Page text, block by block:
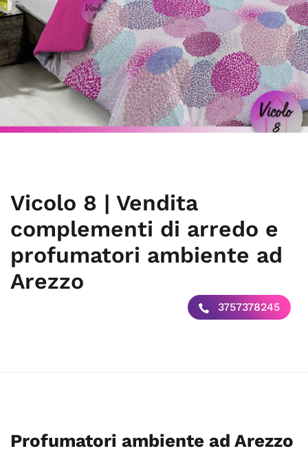
Vicolo 8 | Vendita
complementi di arredo e
profumatori ambiente ad
Arezzo
3757378245
Profumatori ambiente ad Arezzo